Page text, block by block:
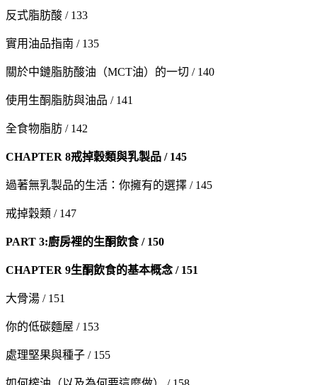
反式脂肪酸 / 133
實用油品指南 / 135
關於中鏈脂肪酸油（MCT油）的一切 / 140
使用生酮脂肪與油品 / 141
全食物脂肪 / 142
CHAPTER 8戒掉穀類與乳製品 / 145
過著無乳製品的生活：你擁有的選擇 / 145
戒掉穀類 / 147
PART 3:廚房裡的生酮飲食 / 150
CHAPTER 9生酮飲食的基本概念 / 151
大骨湯 / 151
你的低碳麵屋 / 153
處理堅果與種子 / 155